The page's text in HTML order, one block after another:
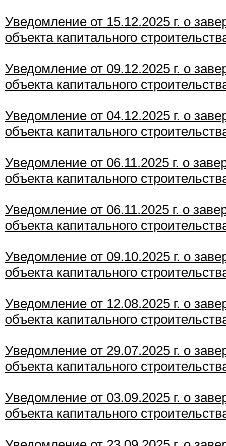
Уведомление от 15.12.2025 г. о
объекта капитального
Уведомление от 09.12.2025 г. о
объекта капитального
Уведомление от 04.12.2025 г. о
объекта капитального
Уведомление от 06.11.2025 г. о
объекта капитального строительст
Уведомление от 06.11.2025 г. о
объекта капитального
Уведомление от 09.10.2025 г. о
объекта капитального
Уведомление от 12.08.2025 г. о
объекта капитального
Уведомление от 29.07.2025 г. о
объекта капитального
Уведомление от 03.09.2025 г. о
объекта капитального